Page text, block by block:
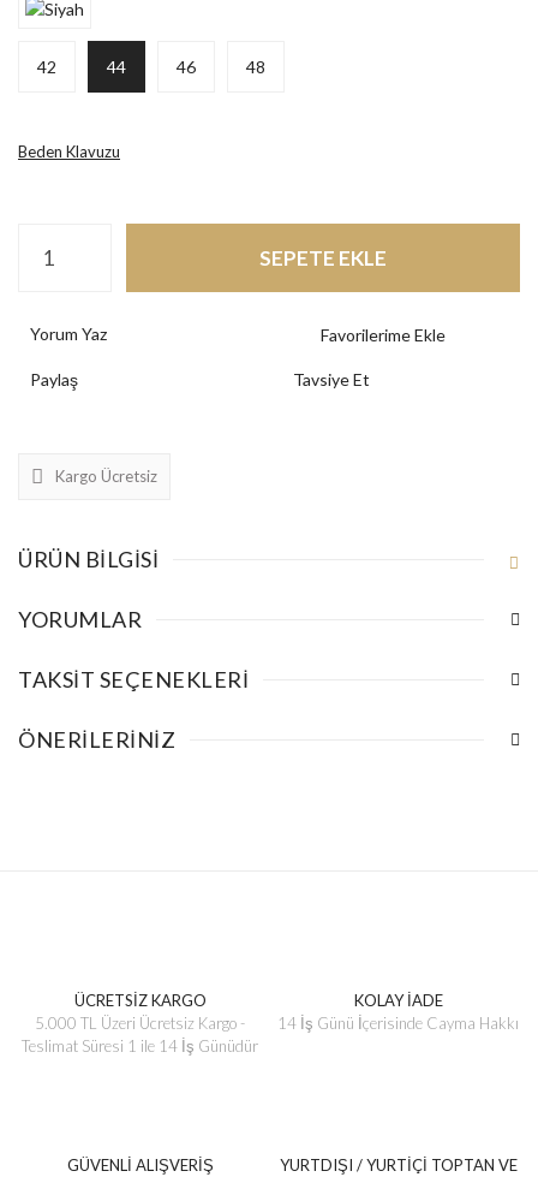
42 44 46 48
Beden Klavuzu
SEPETE EKLE
Yorum Yaz
Paylaş Tavsiye Et
Kargo Ücretsiz
ÜRÜN BILGISI
YORUMLAR
TAKSIT SEÇENEKLERI
ÖNERILERINIZ
ÜCRETSİZ KARGO
5.000 TL Üzeri Ücretsiz Kargo -
Teslimat Süresi 1 ile 14 İş Günüdür
KOLAY İADE
14 İş Günü İçerisinde Cayma Hakkı
GÜVENLİ ALIŞVERİŞ
YURTDIŞI / YURTİÇİ TOPTAN VE